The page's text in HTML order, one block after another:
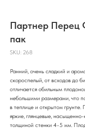
Партнер
пак
SKU: 268
Ранний, очень сладкий и
скороспелый, от всходов до
отличается обильным
небольшими размерами, что
в теплице и открытом
яркие, глянцевые,
толщиной стенки 4-5 мм.